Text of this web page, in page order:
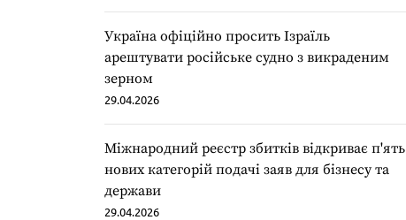
Україна офіційно просить Ізраїль
арештувати російське судно з викраденим
зерном
29.04.2026
Міжнародний реєстр збитків відкриває п'ять
нових категорій подачі заяв для бізнесу та
держави
29.04.2026